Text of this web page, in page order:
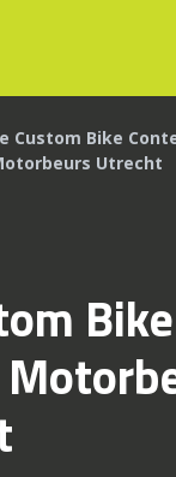
Custom Bike
Utrecht